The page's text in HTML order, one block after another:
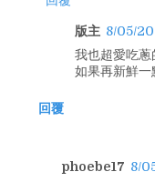
版主 8/05/
我也超愛吃蔥
如果再新鮮一
回覆
phoebe17 8/